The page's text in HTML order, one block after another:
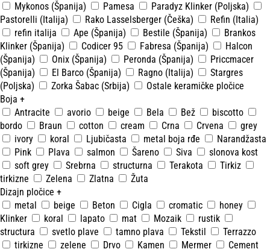
Mykonos (Španija)
Pamesa
Paradyz Klinker (Poljska)
Pastorelli (Italija)
Rako Lasselsberger (Češka)
Refin (Italia)
refin italija
Ape (Španija) Bestile (Španija)
Brankos
Klinker (Španija)
Codicer 95 Fabresa (Španija)
Halcon
(Španija)
Onix (Španija) Peronda (Španija)
Priccmacer
(Španija)
El Barco (Španija) Ragno (Italija)
Stargres
(Poljska)
Zorka Šabac (Srbija)
Ostale keramičke pločice
Boja +
Antracite
avorio beige Bela Bež
biscotto
bordo
Braun cotton cream Crna Crvena
grey
ivory
koral Ljubičasta metal boja rđe
Narandžasta
Pink
Plava salmon Šareno Siva
slonova kost
soft grey
Srebrna structurna Terakota
Tirkiz
tirkizne
Zelena Zlatna
Žuta
Dizajn pločice +
metal
beige Beton Cigla cromatic
honey
Klinker
koral lapato mat Mozaik
rustik
structura
svetlo plave tamno plava Tekstil
Terrazzo
tirkizne
zelene Drvo Kamen Mermer
Cement